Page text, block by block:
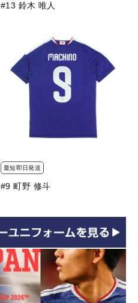
#13 鈴木 唯人
最短即日発送
#9 町野 修斗